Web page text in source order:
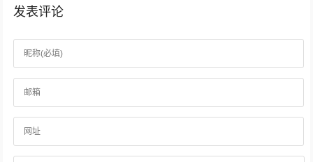
发表评论